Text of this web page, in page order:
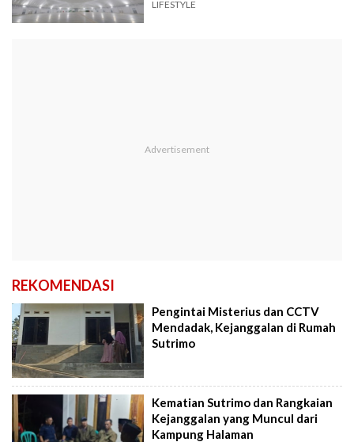
Satu!
LIFESTYLE
REKOMENDASI
Pengintai Misterius dan CCTV
Mendadak, Kejanggalan di Rumah
Sutrimo
Kematian Sutrimo dan Rangkaian
Kejanggalan yang Muncul dari
Kampung Halaman